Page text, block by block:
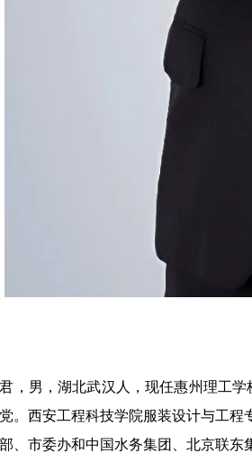
，男，湖北武汉人，现任惠州理工
。西安工程科技学院服装设计与工程
、市委办和中国水务集团、北京联东